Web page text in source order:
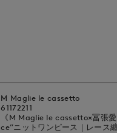
M Maglie le cassetto
61172211
《M Maglie le cassetto×冨張
ce”ニットワンピース｜レース